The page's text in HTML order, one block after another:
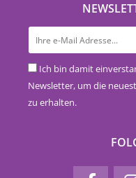
Ich bin damit
Newsletter, um die
zu erhalten.